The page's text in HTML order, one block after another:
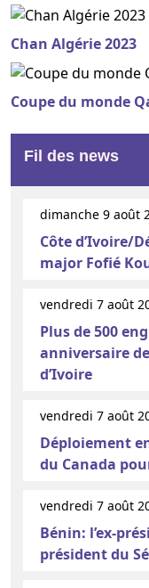
Chan Algérie 2023
Coupe du monde
Fil des news
dimanche 9 août
Côte d’Ivoire/
major Fofié
vendredi 7 août
Plus de 500
anniversaire
d’Ivoire
vendredi 7 août
Déploiement
du Canada pour
vendredi 7 août
Bénin: l’ex-
président du